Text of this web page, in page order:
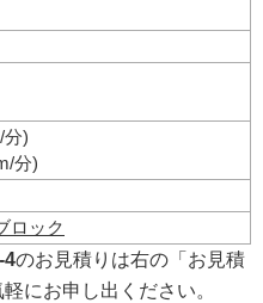
分)
分)
ロック
4のお見積りは右の「お見積
にお申し出ください。